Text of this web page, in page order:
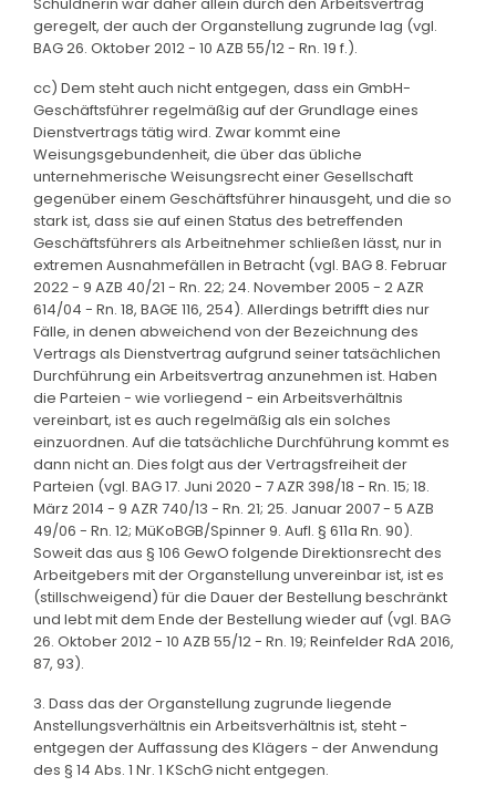
geregelt, der auch der Organstellung zugrunde lag (vgl.
BAG 26. Oktober 2012 - 10 AZB 55/12 - Rn. 19 f.).
cc) Dem steht auch nicht entgegen, dass ein GmbH-
Geschäftsführer regelmäßig auf der Grundlage eines
Dienstvertrags tätig wird. Zwar kommt eine
Weisungsgebundenheit, die über das übliche
unternehmerische Weisungsrecht einer Gesellschaft
gegenüber einem Geschäftsführer hinausgeht, und die so
stark ist, dass sie auf einen Status des betreffenden
Geschäftsführers als Arbeitnehmer schließen lässt, nur in
extremen Ausnahmefällen in Betracht (vgl. BAG 8. Februar
2022 - 9 AZB 40/21 - Rn. 22; 24. November 2005 - 2 AZR
614/04 - Rn. 18, BAGE 116, 254). Allerdings betrifft dies nur
Fälle, in denen abweichend von der Bezeichnung des
Vertrags als Dienstvertrag aufgrund seiner tatsächlichen
Durchführung ein Arbeitsvertrag anzunehmen ist. Haben
die Parteien - wie vorliegend - ein Arbeitsverhältnis
vereinbart, ist es auch regelmäßig als ein solches
einzuordnen. Auf die tatsächliche Durchführung kommt es
dann nicht an. Dies folgt aus der Vertragsfreiheit der
Parteien (vgl. BAG 17. Juni 2020 - 7 AZR 398/18 - Rn. 15; 18.
März 2014 - 9 AZR 740/13 - Rn. 21; 25. Januar 2007 - 5 AZB
49/06 - Rn. 12; MüKoBGB/Spinner 9. Aufl. § 611a Rn. 90).
Soweit das aus § 106 GewO folgende Direktionsrecht des
Arbeitgebers mit der Organstellung unvereinbar ist, ist es
(stillschweigend) für die Dauer der Bestellung beschränkt
und lebt mit dem Ende der Bestellung wieder auf (vgl. BAG
26. Oktober 2012 - 10 AZB 55/12 - Rn. 19; Reinfelder RdA 2016,
87, 93).
3. Dass das der Organstellung zugrunde liegende
Anstellungsverhältnis ein Arbeitsverhältnis ist, steht -
entgegen der Auffassung des Klägers - der Anwendung
des § 14 Abs. 1 Nr. 1 KSchG nicht entgegen.